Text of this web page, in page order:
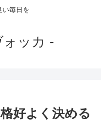
い毎日を
ォッカ -
好よく決める